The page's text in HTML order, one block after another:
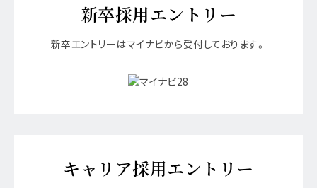
新卒採用エントリー
新卒エントリーはマイナビから受付しております。
キャリア採用エントリー